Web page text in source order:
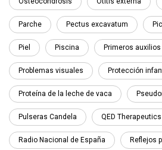
Parche Pectus excavatum
Piel Piscina Primeros auxilios
Problemas visuales Protección
Proteína de la leche de vaca
Pulseras Candela QED Therapeutics
Radio Nacional de España Reflejos